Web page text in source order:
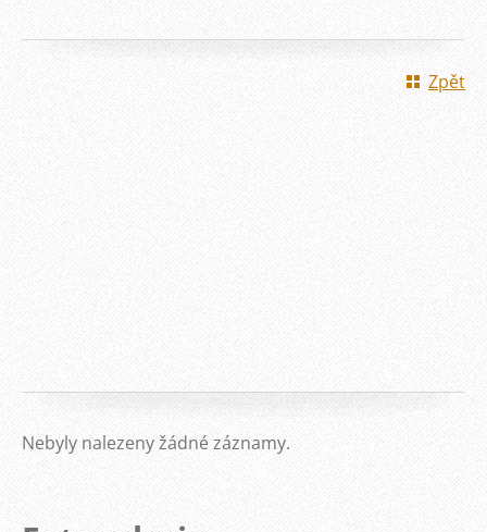
Zpět
Nebyly nalezeny žádné záznamy.